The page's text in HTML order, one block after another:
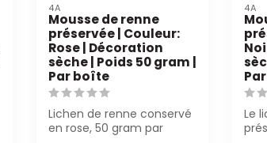
4A
Mousse de renne
préservée | Couleur:
Rose | Décoration
sèche | Poids 50 gram |
Par boîte
Lichen de renne conservé
en rose, 50 gram par
4A
Le